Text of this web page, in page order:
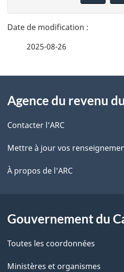
t
a
l
s
l
a
a
g
e
n
o
t
r
e
é
t
a
t
i
2025-08-26
propos
de
ce
site
Agence du revenu
Contacter l’ARC
Mettre à jour vos
À propos de l'ARC
Gouvernement du
Toutes les coordonnées
Ministères et organismes